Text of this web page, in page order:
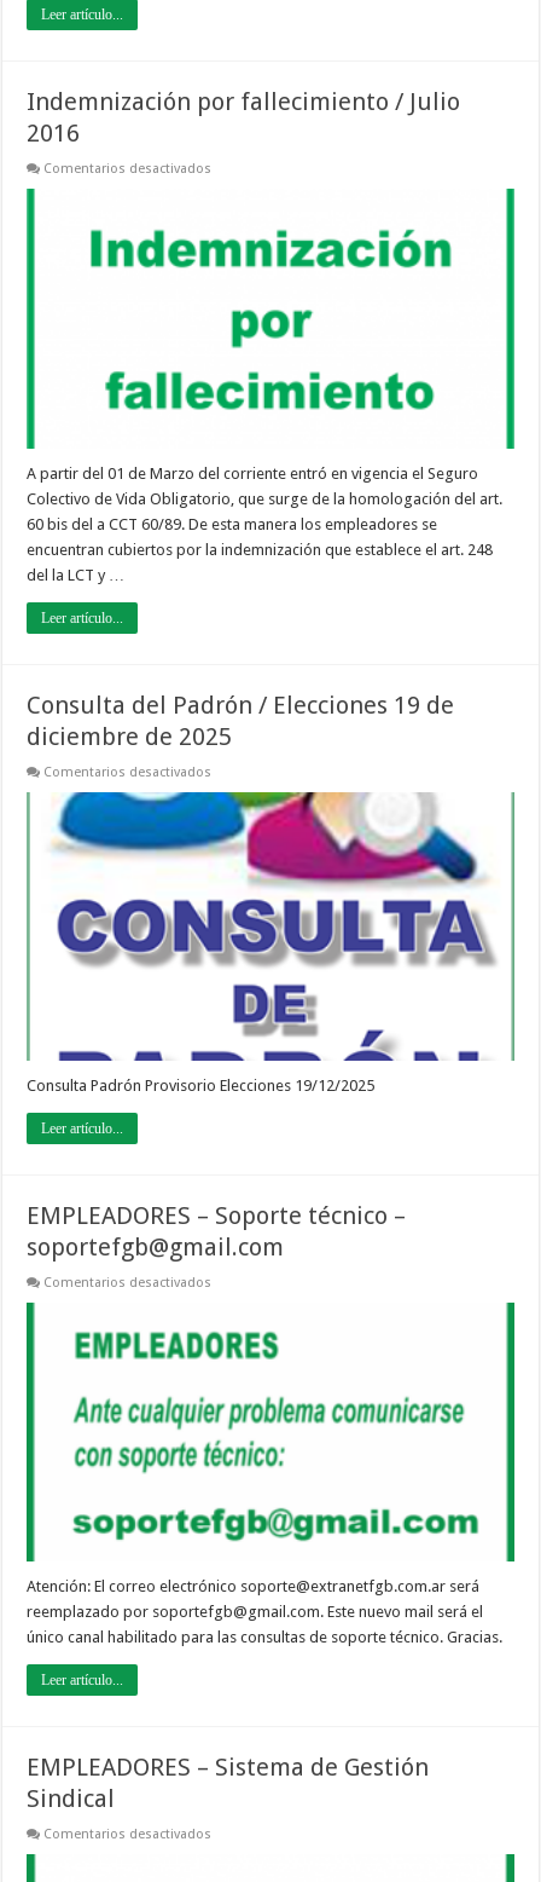
Leer artículo...
Indemnización por fallecimiento / Julio
2016
Comentarios desactivados
Julio
2016
A partir del 01 de Marzo del corriente entró en vigencia el Seguro
Colectivo de Vida Obligatorio, que surge de la homologación del art.
60 bis del a CCT 60/89. De esta manera los empleadores se
encuentran cubiertos por la indemnización que establece el art. 248
del la LCT y …
Leer artículo...
Consulta del Padrón / Elecciones 19 de
diciembre de 2025
Comentarios desactivados
del
Padrón
/
Elecciones
diciembre
de
2025
Consulta Padrón Provisorio Elecciones 19/12/2025
Leer artículo...
EMPLEADORES – Soporte técnico –
soportefgb@gmail.com
Comentarios desactivados
Soporte
técnico
–
Atención: El correo electrónico soporte@extranetfgb.com.ar será
reemplazado por soportefgb@gmail.com. Este nuevo mail será el
único canal habilitado para las consultas de soporte técnico. Gracias.
Leer artículo...
EMPLEADORES – Sistema de Gestión
Sindical
Comentarios desactivados